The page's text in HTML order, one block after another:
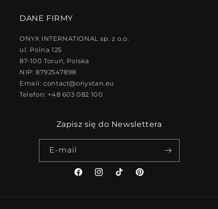
DANE FIRMY
ONYX INTERNATIONAL sp. z o.o.
ul. Polna 125
87-100 Toruń, Polska
NIP: 8792547898
Email: contact@onyxtan.eu
Telefon: +48 603 082 100
Zapisz się do Newslettera
E-mail
FacebookInstagramTikTokPinterest